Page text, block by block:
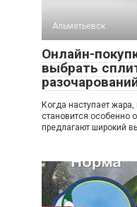
Альметьевск
Онлайн-
выбрать
Когда наступает
становится особенно
предлагают широкий